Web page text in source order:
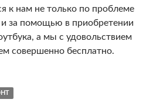
к нам не только по проблеме
за помощью в приобретении
а мы с удовольствием
совершенно бесплатно.